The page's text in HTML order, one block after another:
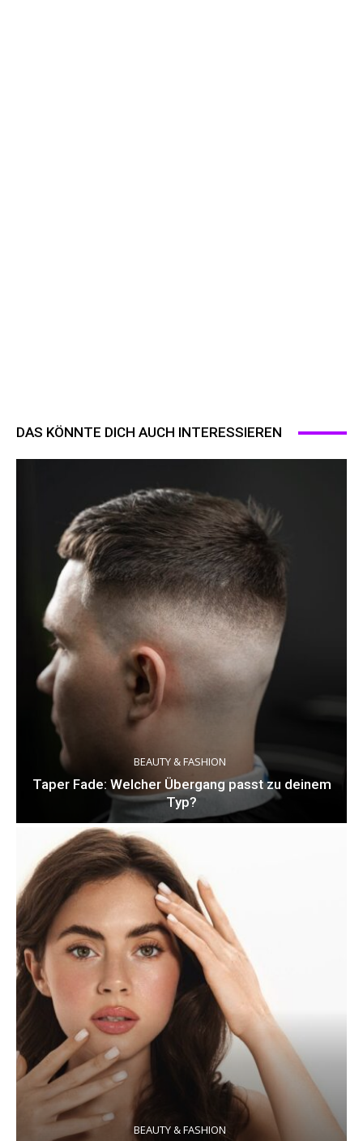
DAS KÖNNTE DICH AUCH INTERESSIEREN
BEAUTY & FASHION
Taper Fade: Welcher Übergang passt zu deinem
Typ?
BEAUTY & FASHION